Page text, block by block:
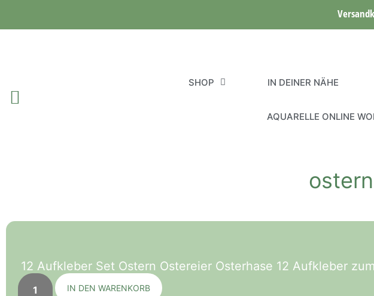
SHOP IN DEINER NÄHE
AQUARELLE ONLINE
ostern
12 Aufkleber Set Ostern Ostereier Osterhase 12 Aufkleber
IN DEN WARENKORB